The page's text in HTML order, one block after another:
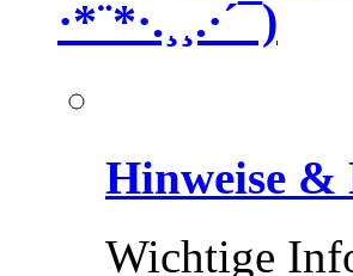
·*¨*·.¸¸.·´¯)
Hinweise &
Wichtige